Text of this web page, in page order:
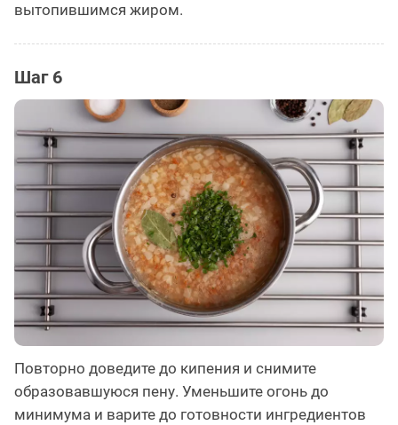
вытопившимся жиром.
Шаг 6
Повторно доведите до кипения и снимите
образовавшуюся пену. Уменьшите огонь до
минимума и варите до готовности ингредиентов